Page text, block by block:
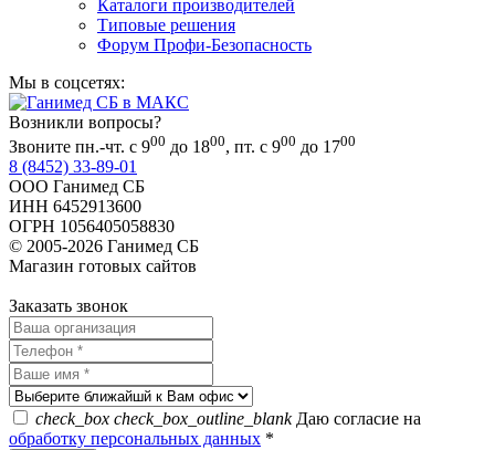
Каталоги производителей
Типовые решения
Форум Профи-Безопасность
Мы в соцсетях:
Возникли вопросы?
Звоните пн.-чт. с 900 до 1800, пт. с 900 до 1700
8 (8452) 33-89-01
ООО Ганимед СБ
ИНН 6452913600
ОГРН 1056405058830
© 2005-2026 Ганимед СБ
Магазин готовых сайтов
Заказать звонок
check_box check_box_outline_blankДаю согласие на
обработку персональных данных *